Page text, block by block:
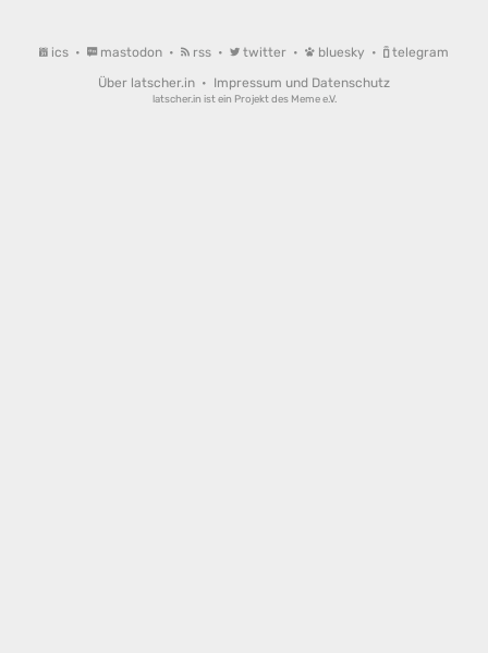
ics • mastodon • rss • twitter • bluesky •
telegram
Über latscher.in • Impressum und Datenschutz
latscher.in ist ein Projekt des Meme e.V.